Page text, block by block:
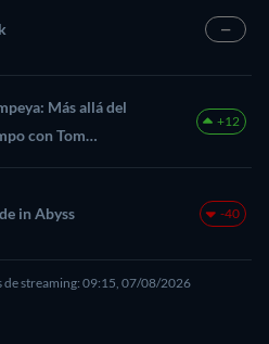
—
Más allá del
con Tom
+12
in Abyss -40
de streaming: 09:15, 07/08/2026